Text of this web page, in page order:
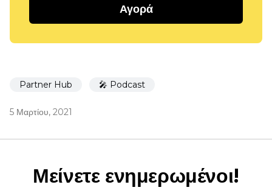
Αγορά
Partner Hub 🎤 Podcast
5 Μαρτίου, 2021
Μείνετε ενημερωμένοι!